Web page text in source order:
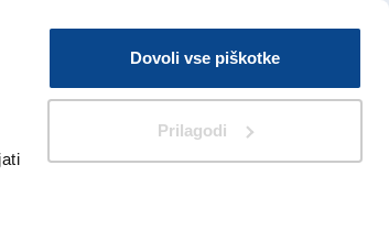
Dovoli vse piškotke
Prilagodi
V Kioskih
Iskanje